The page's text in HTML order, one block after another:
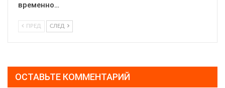
временно…
ПРЕД СЛЕД
ОСТАВЬТЕ КОММЕНТАРИЙ